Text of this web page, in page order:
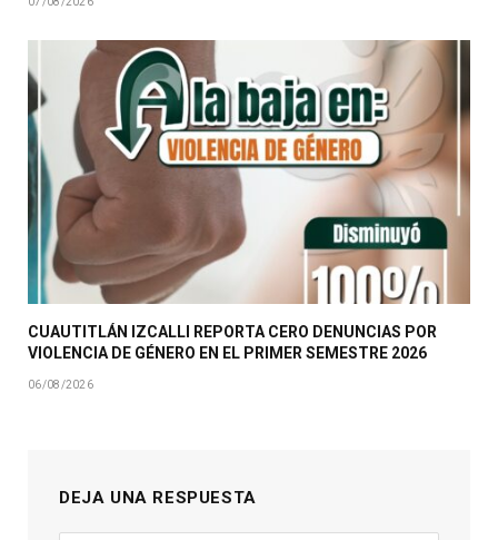
CUAUTITLÁN IZCALLI REPORTA CERO DENUNCIAS POR
VIOLENCIA DE GÉNERO EN EL PRIMER SEMESTRE 2026
06/08/2026
DEJA UNA RESPUESTA